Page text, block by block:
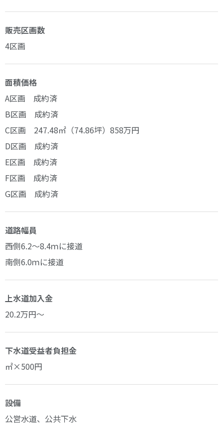
販売区画数
4区画
面積価格
A区画 成約済
B区画 成約済
C区画 247.48㎡（74.86坪）858万円
D区画 成約済
E区画 成約済
F区画 成約済
G区画 成約済
道路幅員
西側6.2～8.4ｍに接道
南側6.0ｍに接道
上水道加入金
20.2万円～
下水道受益者負担金
㎡×500円
設備
公営水道、公共下水